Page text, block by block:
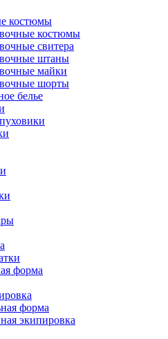
костюмы
костюмы
свитера
штаны
майки
шорты
белье
форма
форма
экипировка